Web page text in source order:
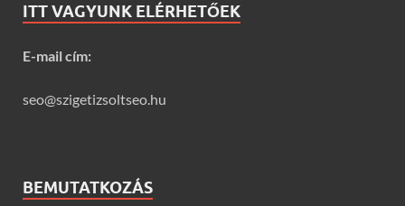
ITT VAGYUNK ELÉRHETŐEK
E-mail cím:
seo@szigetizsoltseo.hu
BEMUTATKOZÁS